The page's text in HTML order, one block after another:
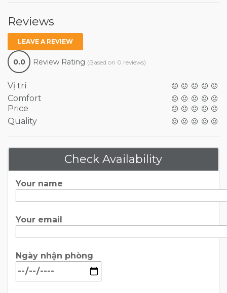
Reviews
LEAVE A REVIEW
0.0 Review Rating (Based on 0 reviews)
Vị trí
Comfort
Price
Quality
Check Availability
Your name
Your email
Ngày nhận phòng